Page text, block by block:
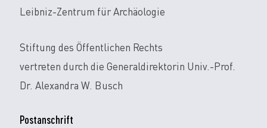
Leibniz-Zentrum für Archäologie
Stiftung des Öffentlichen Rechts
vertreten durch die Generaldirektorin Univ.-Prof.
Dr. Alexandra W. Busch
Postanschrift